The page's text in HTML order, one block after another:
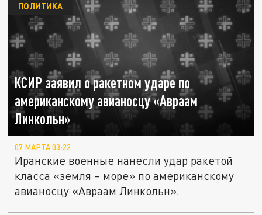
КСИР заявил о ракетном ударе по
американскому авианосцу «Авраам
Линкольн»
ПОЛИТИКА
07 МАРТА 03:22
Иранские военные нанесли удар ракетой
класса «земля – море» по американскому
авианосцу «Авраам Линкольн».